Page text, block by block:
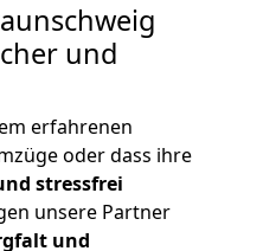
und
erfahrenen
oder dass ihre
stressfrei
unsere Partner
und